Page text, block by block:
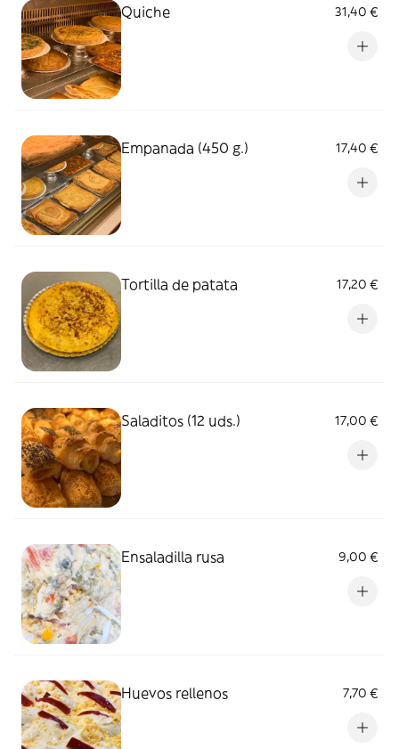
Quiche 31,40 €
Empanada (450 g.) 17,40 €
Tortilla de patata 17,20 €
Saladitos (12 uds.) 17,00 €
Ensaladilla rusa 9,00 €
Huevos rellenos 7,70 €